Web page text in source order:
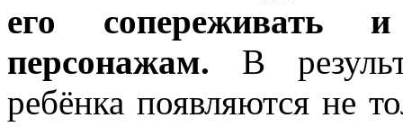
его сопереживать и
персонажам. В
ребёнка появляются не